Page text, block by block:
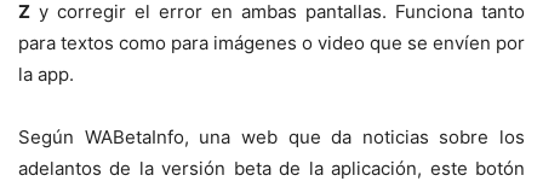
Z y corregir el error en ambas pantallas. Funciona tanto
para textos como para imágenes o video que se envíen por
la app.
Según WABetaInfo, una web que da noticias sobre los
adelantos de la versión beta de la aplicación, este botón